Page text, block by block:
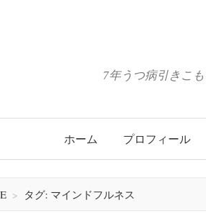
7年うつ病引きこ
ホーム プロフィール
> タグ: マインドフルネス